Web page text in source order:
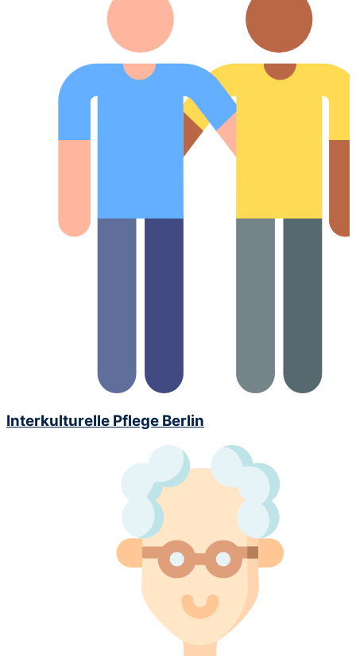
Interkulturelle Pflege Berlin